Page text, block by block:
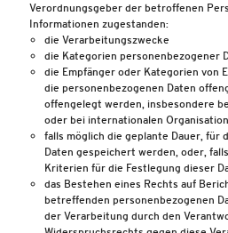
Verordnungsgeber der betroffenen
Informationen zugestanden:
die Verarbeitungszwecke
die Kategorien personenbezogener
die Empfänger oder Kategorien von
die personenbezogenen Daten
offengelegt werden, insbesondere
oder bei internationalen
falls möglich die geplante Dauer, für
Daten gespeichert werden, oder,
Kriterien für die Festlegung dieser
das Bestehen eines Rechts auf
betreffenden personenbezogenen
der Verarbeitung durch den